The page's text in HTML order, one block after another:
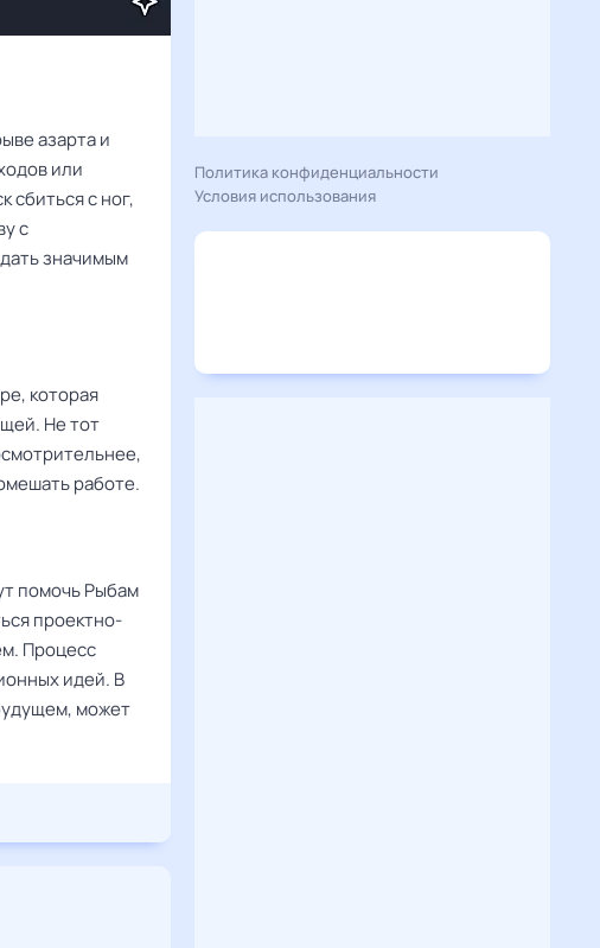
азарта и
или
сбиться с ног,
с
значимым
которая
Не тот
работе.
помочь Рыбам
проектно-
Процесс
идей. В
может
Политика конфиденциальности
Условия использования